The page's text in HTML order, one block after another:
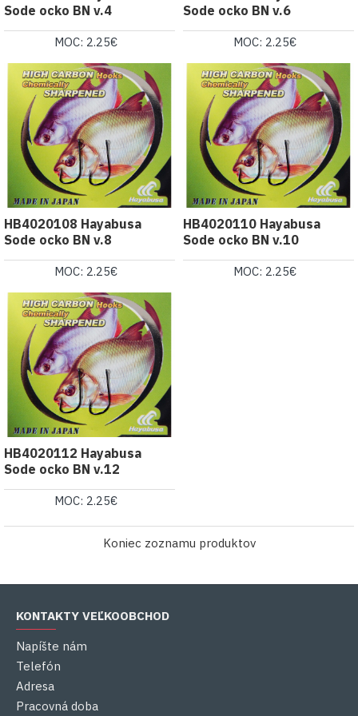
Sode ocko BN v.4
MOC: 2.25€
Sode ocko BN v.6
MOC: 2.25€
HB4020108 Hayabusa
Sode ocko BN v.8
MOC: 2.25€
HB4020110 Hayabusa
Sode ocko BN v.10
MOC: 2.25€
HB4020112 Hayabusa
Sode ocko BN v.12
MOC: 2.25€
Koniec zoznamu produktov
KONTAKTY VEĽKOOBCHOD
Napíšte nám
Telefón
Adresa
Pracovná doba